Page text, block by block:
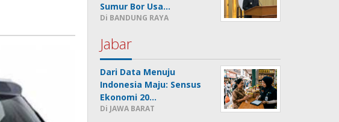
Sumur Bor Usa…
Di BANDUNG RAYA
Jabar
Dari Data Menuju
Indonesia Maju: Sensus
Ekonomi 20…
Di JAWA BARAT